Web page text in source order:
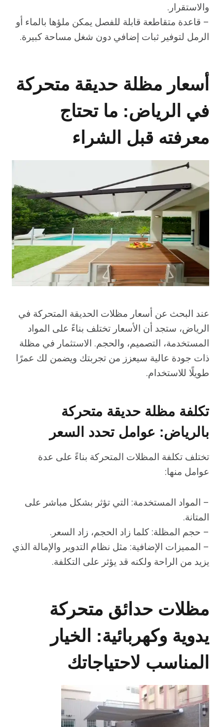
والاستقرار.
– قاعدة متقاطعة قابلة للفصل يمكن ملؤها بالماء أو
الرمل لتوفير ثبات إضافي دون شغل مساحة كبيرة.
أسعار مظلة حديقة متحركة
في الرياض: ما تحتاج
معرفته قبل الشراء
عند البحث عن أسعار مظلات الحديقة المتحركة في
الرياض، ستجد أن الأسعار تختلف بناءً على المواد
المستخدمة، التصميم، والحجم. الاستثمار في مظلة
ذات جودة عالية سيعزز من تجربتك ويضمن لك عمرًا
طويلًا للاستخدام.
تكلفة مظلة حديقة متحركة
بالرياض: عوامل تحدد السعر
تختلف تكلفة المظلات المتحركة بناءً على عدة
عوامل منها:
– المواد المستخدمة: التي تؤثر بشكل مباشر على
المتانة.
– حجم المظلة: كلما زاد الحجم، زاد السعر.
– المميزات الإضافية: مثل نظام التدوير والإمالة الذي
يزيد من الراحة ولكنه قد يؤثر على التكلفة.
مظلات حدائق متحركة
يدوية وكهربائية: الخيار
المناسب لاحتياجاتك